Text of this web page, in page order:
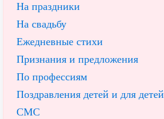
На праздники
На свадьбу
Ежедневные стихи
Признания и предложения
По профессиям
Поздравления детей и для детей
СМС